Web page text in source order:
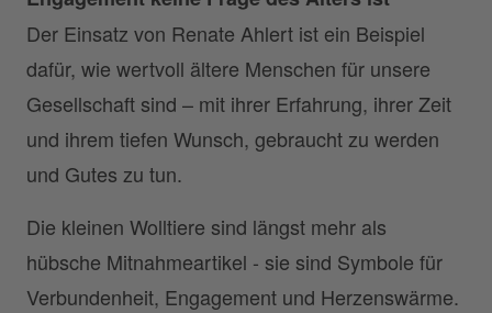
Der Einsatz von Renate Ahlert ist ein Beispiel
dafür, wie wertvoll ältere Menschen für unsere
Gesellschaft sind – mit ihrer Erfahrung, ihrer Zeit
und ihrem tiefen Wunsch, gebraucht zu werden
und Gutes zu tun.
Die kleinen Wolltiere sind längst mehr als
hübsche Mitnahmeartikel - sie sind Symbole für
Verbundenheit, Engagement und Herzenswärme.